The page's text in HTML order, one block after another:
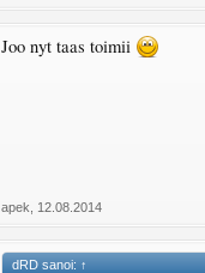
Joo nyt taas toimii
apek 12.08.2014
dRD sanoi: ↑